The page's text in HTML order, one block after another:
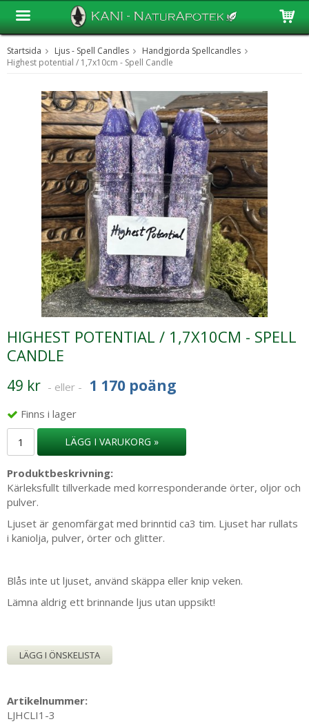
Produkten har blivit tillagd i varukorgen
Startsida Ljus - Spell Candles
Handgjorda Spellcandles
Highest potential / 1,7x10cm - Spell Candle
HIGHEST POTENTIAL / 1,7X10CM - SPELL
CANDLE
49 kr - eller - 1 170 poäng
Finns i lager
LÄGG I VARUKORG »
Produktbeskrivning:
Kärleksfullt tillverkade med korresponderande örter, oljor och
pulver.
Ljuset är genomfärgat med brinntid ca3 tim. Ljuset har rullats
i kaniolja, pulver, örter och glitter.
Blås inte ut ljuset, använd skäppa eller knip veken.
Lämna aldrig ett brinnande ljus utan uppsikt!
LÄGG I ÖNSKELISTA
Artikelnummer:
LJHCLI1-3